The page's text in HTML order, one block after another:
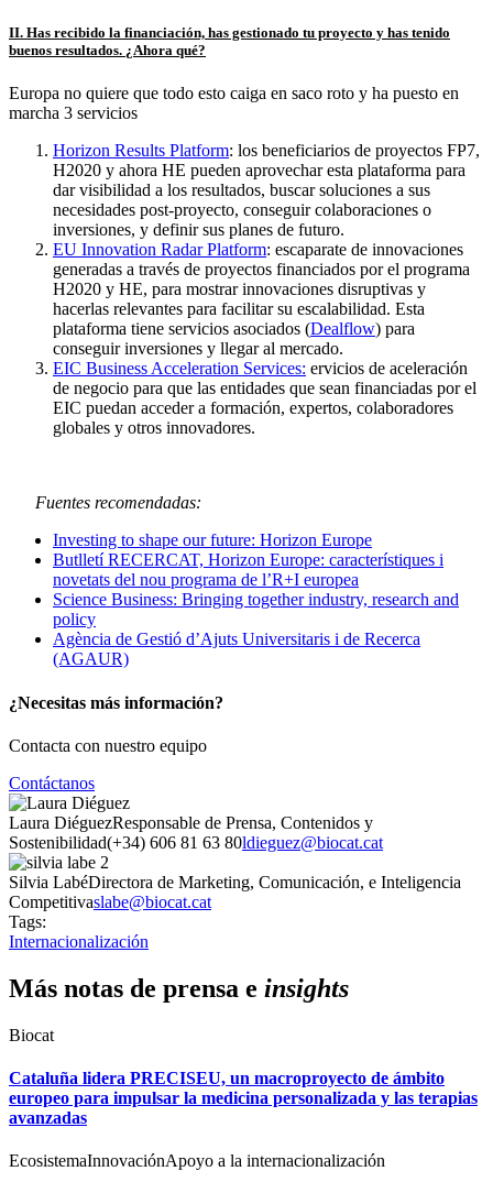
II. Has recibido la financiación, has gestionado tu proyecto y has tenido
buenos resultados. ¿Ahora qué?
Europa no quiere que todo esto caiga en saco roto y ha puesto en
marcha 3 servicios
Horizon Results Platform: los beneficiarios de proyectos FP7,
H2020 y ahora HE pueden aprovechar esta plataforma para
dar visibilidad a los resultados, buscar soluciones a sus
necesidades post-proyecto, conseguir colaboraciones o
inversiones, y definir sus planes de futuro.
EU Innovation Radar Platform: escaparate de innovaciones
generadas a través de proyectos financiados por el programa
H2020 y HE, para mostrar innovaciones disruptivas y
hacerlas relevantes para facilitar su escalabilidad. Esta
plataforma tiene servicios asociados (Dealflow) para
conseguir inversiones y llegar al mercado.
EIC Business Acceleration Services: ervicios de aceleración
de negocio para que las entidades que sean financiadas por el
EIC puedan acceder a formación, expertos, colaboradores
globales y otros innovadores.
Fuentes recomendadas:
Investing to shape our future: Horizon Europe
Butlletí RECERCAT, Horizon Europe: característiques i
novetats del nou programa de l’R+I europea
Science Business: Bringing together industry, research and
policy
Agència de Gestió d’Ajuts Universitaris i de Recerca
(AGAUR)
¿Necesitas más información?
Contacta con nuestro equipo
Contáctanos
Laura DiéguezResponsable de Prensa, Contenidos y
Sostenibilidad(+34) 606 81 63 80ldieguez@biocat.cat
Silvia LabéDirectora de Marketing, Comunicación, e Inteligencia
Competitivaslabe@biocat.cat
Tags:
Internacionalización
Más notas de prensa e insights
Biocat
Cataluña lidera PRECISEU, un macroproyecto de ámbito
europeo para impulsar la medicina personalizada y las terapias
avanzadas
EcosistemaInnovaciónApoyo a la internacionalización